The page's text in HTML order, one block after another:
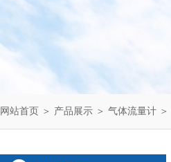
网站首页 ＞ 产品展示 ＞ 气体流量计 ＞